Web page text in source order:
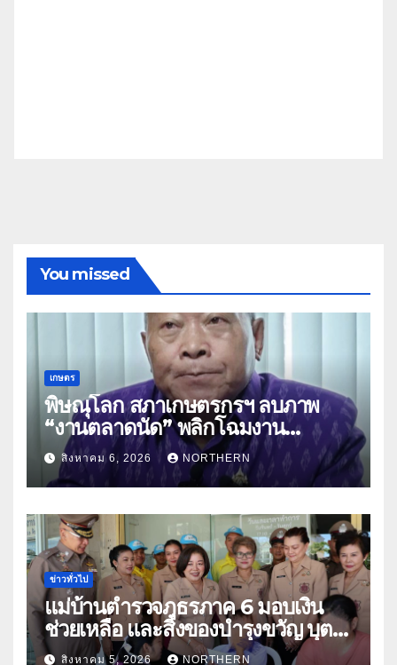
You missed
เกษตร
พิษณุโลก สภาเกษตรกรฯ ลบภาพ
“งานตลาดนัด” พลิกโฉมงาน
“เกษตรรุ่งเรืองเมืองสองแคว 69” มุ่ง
ประโยชน์เกษตรกร ดึงนวัตกรรม-จับ
คู่ธุรกิจดันสินค้าเกษตรสู่สากล (คลิป)
สิงหาคม 6, 2026 NORTHERN
ข่าวทั่วไป
แม่บ้านตำรวจภูธรภาค 6 มอบเงิน
ช่วยเหลือ และสิ่งของบำรุงขวัญ บุตร-
ธิดา ข้าราชการตำรวจจังหวัด
สิงหาคม 5, 2026 NORTHERN